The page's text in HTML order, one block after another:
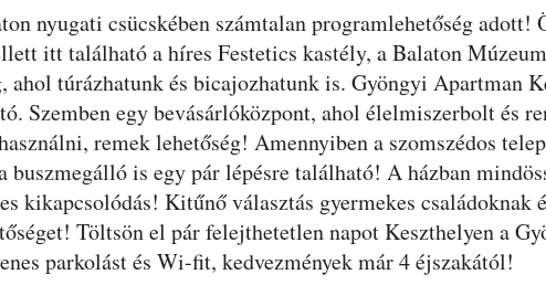
nyugati csücskében számtalan programlehetőség adott!
itt található a híres Festetics kastély, a Balaton
ahol túrázhatunk és bicajozhatunk is. Gyöngyi Apartman
Szemben egy bevásárlóközpont, ahol élelmiszerbolt és
remek lehetőség! Amennyiben a szomszédos
buszmegálló is egy pár lépésre található! A házban
kikapcsolódás! Kitűnő választás gyermekes családoknak
Töltsön el pár felejthetetlen napot Keszthelyen a
parkolást és Wi-fit, kedvezmények már 4 éjszakától!